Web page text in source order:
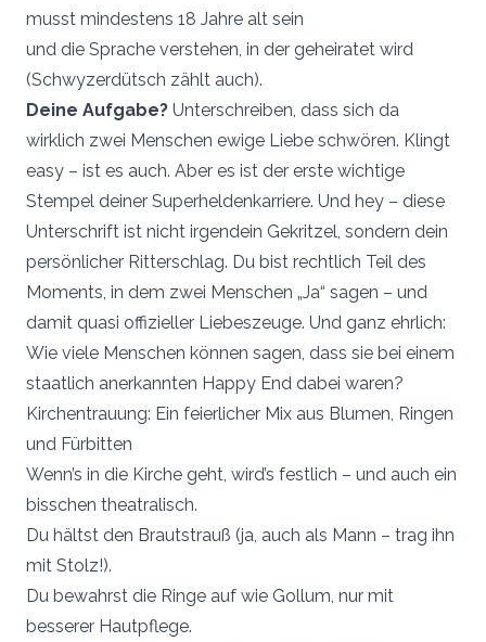
musst mindestens 18 Jahre alt sein
und die Sprache verstehen, in der geheiratet wird
(Schwyzerdütsch zählt auch).
Deine Aufgabe? Unterschreiben, dass sich da
wirklich zwei Menschen ewige Liebe schwören. Klingt
easy – ist es auch. Aber es ist der erste wichtige
Stempel deiner Superheldenkarriere. Und hey – diese
Unterschrift ist nicht irgendein Gekritzel, sondern dein
persönlicher Ritterschlag. Du bist rechtlich Teil des
Moments, in dem zwei Menschen „Ja“ sagen – und
damit quasi offizieller Liebeszeuge. Und ganz ehrlich:
Wie viele Menschen können sagen, dass sie bei einem
staatlich anerkannten Happy End dabei waren?
Kirchentrauung: Ein feierlicher Mix aus Blumen, Ringen
und Fürbitten
Wenn’s in die Kirche geht, wird’s festlich – und auch ein
bisschen theatralisch.
Du hältst den Brautstrauß (ja, auch als Mann – trag ihn
mit Stolz!).
Du bewahrst die Ringe auf wie Gollum, nur mit
besserer Hautpflege.